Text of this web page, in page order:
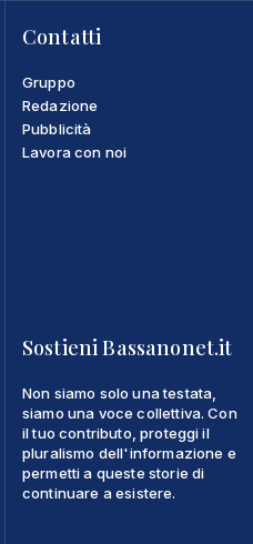
Contatti
Gruppo
Redazione
Pubblicità
Lavora con noi
Sostieni Bassanonet.it
Non siamo solo una testata,
siamo una voce collettiva. Con
il tuo contributo, proteggi il
pluralismo dell'informazione e
permetti a queste storie di
continuare a esistere.